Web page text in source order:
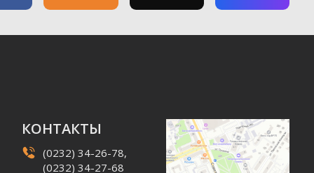
КОНТАКТЫ
(0232) 34-26-78,
(0232) 34-27-68